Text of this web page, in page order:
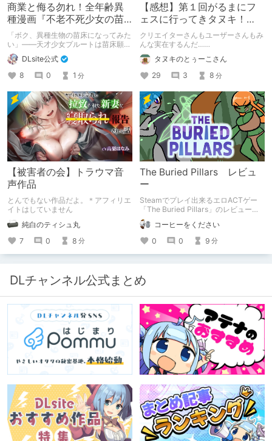
商業と侮る勿れ！全年齢異
種漫画『不老不死少女の苗
床旅行記』新刊記念1～3巻
90%オフクーポン配布中✨
「ボク、異種生物の苗床になってみた
い」――天才少女プルートは苗床願望
を叶えるため、不老不死の体を手に入
れた！ 話題沸騰の全年齢苗床コミッ
クスの新刊が発売開始！ それを記念
して1～3巻まで90%OFFクーポン配
布いたします！ まだ本作品未体験の
皆さん、多分お好きです。ぜひお試し
ください。
DLsite公式
8
0 1 分
【感想】第１回がるまにフ
ェスに行ってきタヌキ！
【レポ】
クリエイターさんもユーザーさんもみ
んな実在するんだ……
タヌキのとぅーこさん
29
3 8 分
【被害者の会】トラウマ音
声作品
とんでもない作品だよ。＊アフィリエ
イトはしていません
純白のティシュ丸
7
0 8 分
The Buried Pillars レビュ
ー
Steamでプレイ出来るエロACTゲー
「The Buried Pillars」のレビューで
す。
コーヒーをください
0
0 9 分
DLチャンネル公式まとめ